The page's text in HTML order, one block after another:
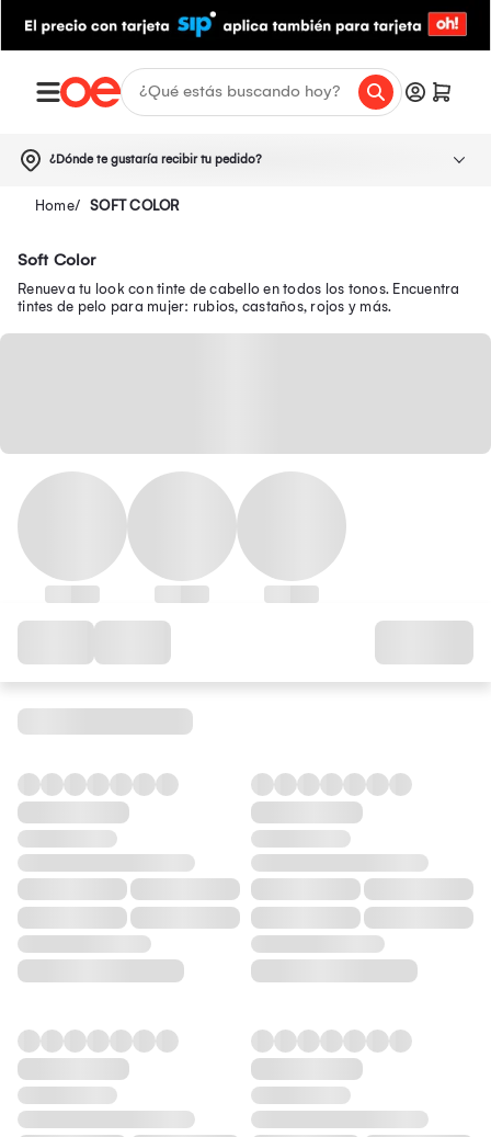
¿Dónde te gustaría recibir tu pedido?
SOFT COLOR
Soft Color
Renueva tu look con tinte de cabello en todos los tonos. Encuentra
tintes de pelo para mujer: rubios, castaños, rojos y más.